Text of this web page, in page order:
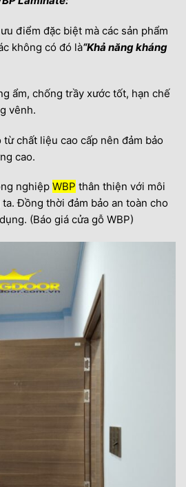
điểm đặc biệt mà các sản phẩm
không có đó là“Khả năng kháng
ẩm, chống trầy xước tốt, hạn chế
vênh.
chất liệu cao cấp nên đảm bảo
cao.
nghiệp WBP thân thiện với môi
Đồng thời đảm bảo an toàn cho
(Báo giá cửa gỗ WBP)